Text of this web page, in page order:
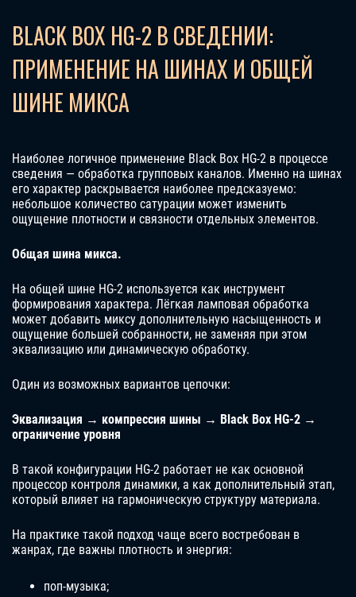
BLACK BOX HG-2 В СВЕДЕНИИ:
ПРИМЕНЕНИЕ НА ШИНАХ И ОБЩЕЙ
ШИНЕ МИКСА
Наиболее логичное применение Black Box HG-2 в процессе
сведения — обработка групповых каналов. Именно на шинах
его характер раскрывается наиболее предсказуемо:
небольшое количество сатурации может изменить
ощущение плотности и связности отдельных элементов.
Общая шина микса.
На общей шине HG-2 используется как инструмент
формирования характера. Лёгкая ламповая обработка
может добавить миксу дополнительную насыщенность и
ощущение большей собранности, не заменяя при этом
эквализацию или динамическую обработку.
Один из возможных вариантов цепочки:
Эквализация → компрессия шины → Black Box HG-2 →
ограничение уровня
В такой конфигурации HG-2 работает не как основной
процессор контроля динамики, а как дополнительный этап,
который влияет на гармоническую структуру материала.
На практике такой подход чаще всего востребован в
жанрах, где важны плотность и энергия:
поп-музыка;